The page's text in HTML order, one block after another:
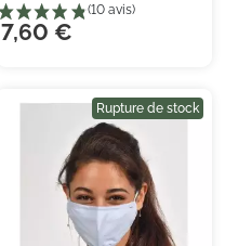
7,60 €
Rupture de stock